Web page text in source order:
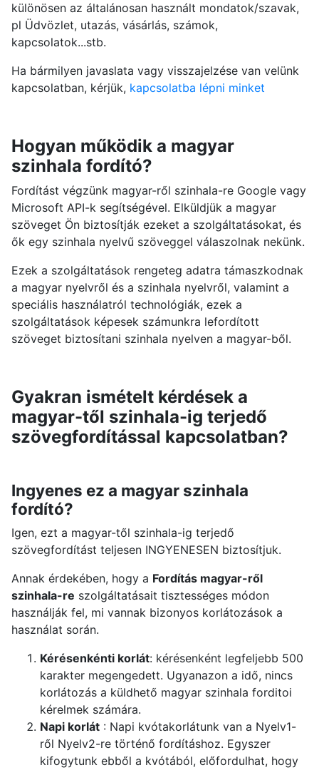
különösen az általánosan használt mondatok/szavak,
pl Üdvözlet, utazás, vásárlás, számok,
kapcsolatok...stb.
Ha bármilyen javaslata vagy visszajelzése van velünk
kapcsolatban, kérjük, kapcsolatba lépni minket
Hogyan működik a magyar
szinhala fordító?
Fordítást végzünk magyar-ről szinhala-re Google vagy
Microsoft API-k segítségével. Elküldjük a magyar
szöveget Ön biztosítják ezeket a szolgáltatásokat, és
ők egy szinhala nyelvű szöveggel válaszolnak nekünk.
Ezek a szolgáltatások rengeteg adatra támaszkodnak
a magyar nyelvről és a szinhala nyelvről, valamint a
speciális használatról technológiák, ezek a
szolgáltatások képesek számunkra lefordított
szöveget biztosítani szinhala nyelven a magyar-ből.
Gyakran ismételt kérdések a
magyar-től szinhala-ig terjedő
szövegfordítással kapcsolatban?
Ingyenes ez a magyar szinhala
fordító?
Igen, ezt a magyar-től szinhala-ig terjedő
szövegfordítást teljesen INGYENESEN biztosítjuk.
Annak érdekében, hogy a Fordítás magyar-ről
szinhala-re szolgáltatásait tisztességes módon
használják fel, mi vannak bizonyos korlátozások a
használat során.
Kérésenkénti korlát: kérésenként legfeljebb 500
karakter megengedett. Ugyanazon a idő, nincs
korlátozás a küldhető magyar szinhala forditoi
kérelmek számára.
Napi korlát: Napi kvótakorlátunk van a Nyelv1-
ről Nyelv2-re történő fordításhoz. Egyszer
kifogytunk ebből a kvótából, előfordulhat, hogy